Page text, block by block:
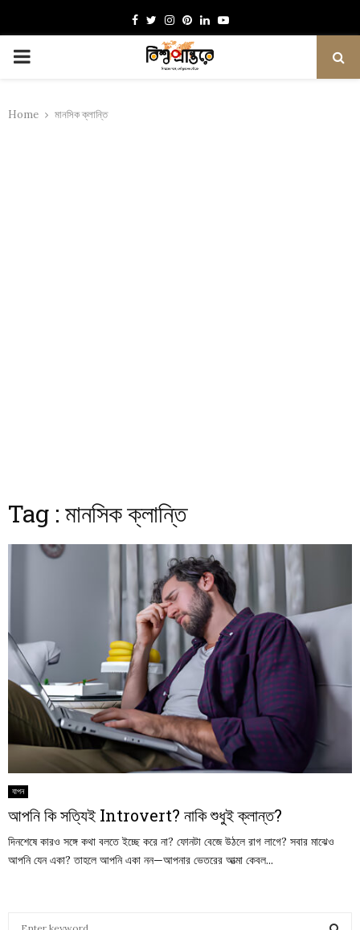
Facebook
TwitterInstagram
Pinterest
LinkedinYoutube
PRIMARY
Home মানসিক ক্লান্তি
Tag : মানসিক ক্লান্তি
যাপন
আপনি কি সত্যিই Introvert? নাকি শুধুই ক্লান্ত?
দিনশেষে কারও সঙ্গে কথা বলতে ইচ্ছে করে না? ফোনটা বেজে উঠলে রাগ লাগে? সবার মাঝেও
আপনি যেন একা? তাহলে আপনি একা নন—আপনার ভেতরের আত্মা কেবল...